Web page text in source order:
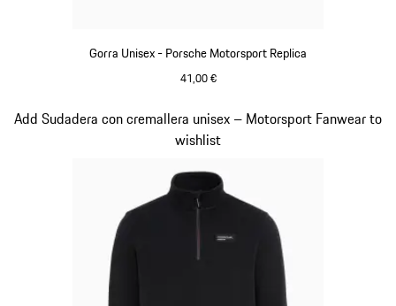
Gorra Unisex - Porsche Motorsport Replica
41,00 €
Add Sudadera con cremallera unisex – Motorsport Fanwear to
wishlist
Diapositiva 15 de 20